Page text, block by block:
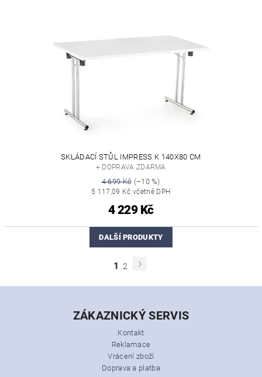
SKLÁDACÍ STŮL IMPRESS K 140X80 CM
+ DOPRAVA ZDARMA
4 699 Kč(–10 %)
5 117,09 Kč včetně DPH
4 229 Kč
DALŠÍ PRODUKTY
1 2
ZÁKAZNICKÝ SERVIS
Kontakt
Reklamace
Vrácení zboží
Doprava a platba